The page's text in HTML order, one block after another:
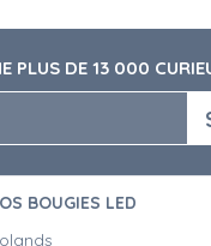
PLUS DE 13 000
BOUGIES LED